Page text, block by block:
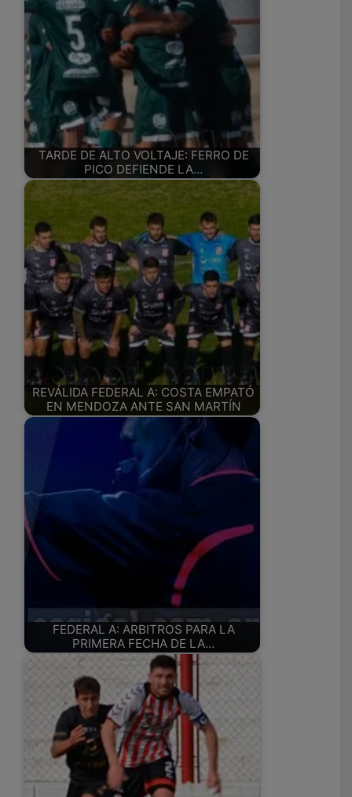
TARDE DE ALTO VOLTAJE: FERRO DE
PICO DEFIENDE LA…
REVÁLIDA FEDERAL A: COSTA EMPATÓ
EN MENDOZA ANTE SAN MARTÍN
FEDERAL A: ARBITROS PARA LA
PRIMERA FECHA DE LA…